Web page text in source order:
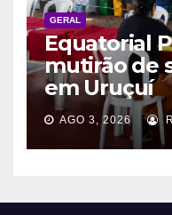
GERAL
Equatorial
mutirão de
em Uruçuí
AGO 3, 2026